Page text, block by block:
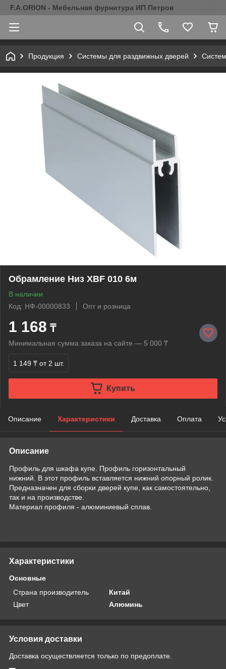
F.A.ORION - Мебельная фурнитура ИП Петров
Продукция Системы для раздвижных дверей
Обрамление Низ XBF 010 6м
В наличии
Код: НФ-00000833
Опт и розница
1 168 ₸
Минимальная сумма заказа на сайте — 5 000 ₸
1 149 ₸ от 2 шт.
Купить
Описание Характеристики Доставка Оплата
Описание
Профиль для шкафа купе. Профиль горизонтальный
нижний. В этот профиль вставляется нижний опорный ролик.
Предназначен для сборки дверей купе, как самостоятельно,
так и на производстве.
Материал профиля - алюминиевый сплав.
Характеристики
Основные
Страна производитель
Китай
Цвет
Алюминь
Условия доставки
Доставка осуществляется только по предоплате.